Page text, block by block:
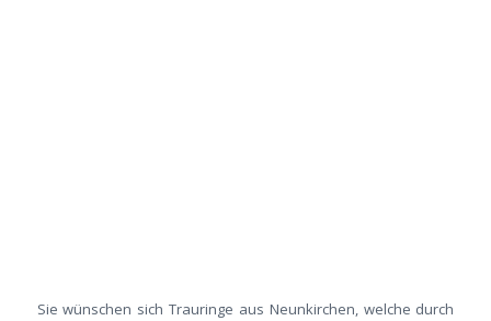
Sie wünschen sich Trauringe aus Neunkirchen, welche durch